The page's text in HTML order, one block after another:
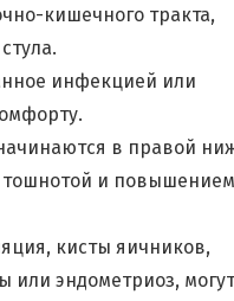
кишечного тракта,
инфекцией или
в правой
тошнотой и повышением
кисты яичников,
или эндометриоз, могут